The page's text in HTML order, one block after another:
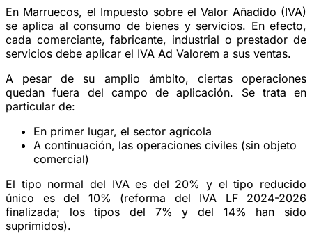
En Marruecos, el Impuesto sobre el Valor Añadido (IVA)
se aplica al consumo de bienes y servicios. En efecto,
cada comerciante, fabricante, industrial o prestador de
servicios debe aplicar el IVA Ad Valorem a sus ventas.
A pesar de su amplio ámbito, ciertas operaciones
quedan fuera del campo de aplicación. Se trata en
particular de:
En primer lugar, el sector agrícola
A continuación, las operaciones civiles (sin objeto
comercial)
El tipo normal del IVA es del 20% y el tipo reducido
único es del 10% (reforma del IVA LF 2024-2026
finalizada; los tipos del 7% y del 14% han sido
suprimidos).